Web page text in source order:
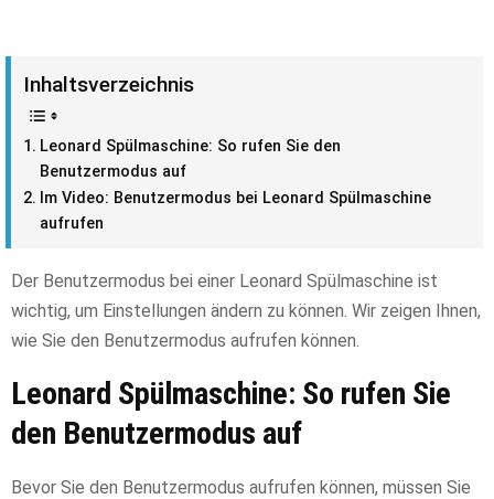
Inhaltsverzeichnis
Leonard Spülmaschine: So rufen Sie den
Benutzermodus auf
Im Video: Benutzermodus bei Leonard Spülmaschine
aufrufen
Der Benutzermodus bei einer Leonard Spülmaschine ist
wichtig, um Einstellungen ändern zu können. Wir zeigen Ihnen,
wie Sie den Benutzermodus aufrufen können.
Leonard Spülmaschine: So rufen Sie
den Benutzermodus auf
Bevor Sie den Benutzermodus aufrufen können, müssen Sie